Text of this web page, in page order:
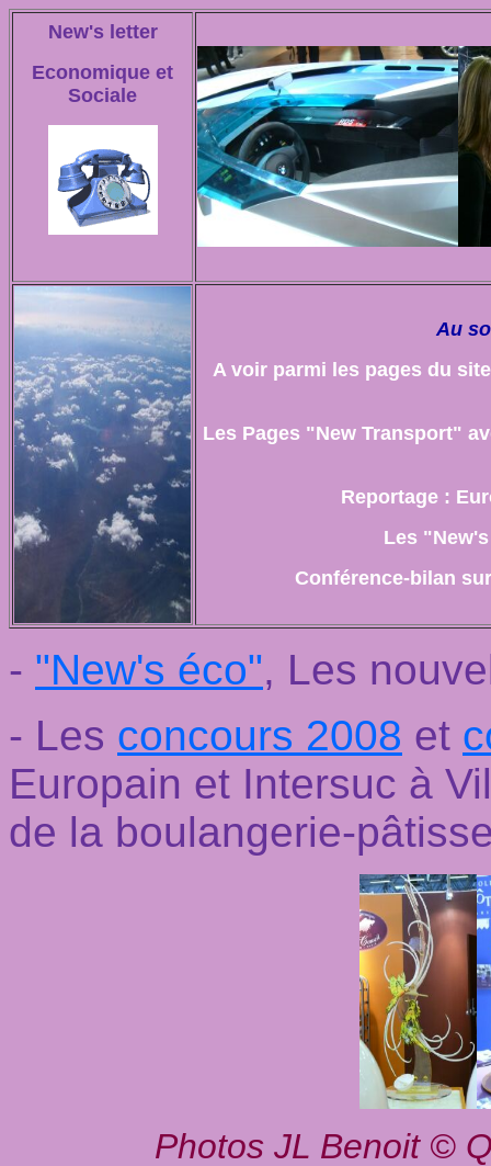
New's letter
Economique et
Sociale
Au
A voir parmi les pages du
Les Pages "New Transport"
Reportage :
Les
Conférence-bilan
- "New's éco", Les
- Les concours 2008 et
Europain et Intersuc à
de la boulangerie-
Photos JL Benoit ©